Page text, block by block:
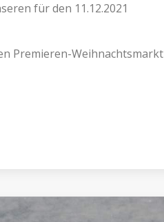
für den 11.12.2021
Premieren-Weihnachtsmarkt